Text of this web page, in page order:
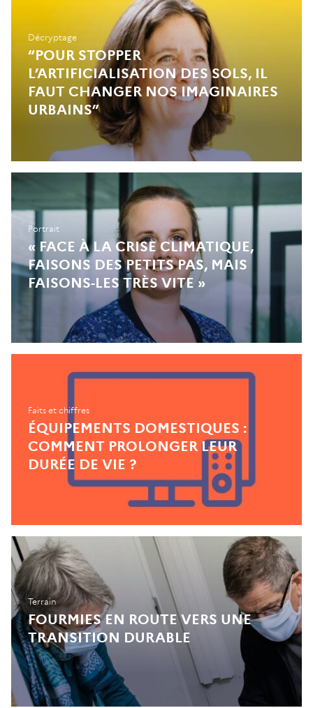
Décryptage
“POUR STOPPER
L’ARTIFICIALISATION DES SOLS, IL
FAUT CHANGER NOS IMAGINAIRES
URBAINS”
Portrait
« FACE À LA CRISE CLIMATIQUE,
FAISONS DES PETITS PAS, MAIS
FAISONS-LES TRÈS VITE »
Faits et chiffres
ÉQUIPEMENTS DOMESTIQUES :
COMMENT PROLONGER LEUR
DURÉE DE VIE ?
Terrain
FOURMIES EN ROUTE VERS UNE
TRANSITION DURABLE